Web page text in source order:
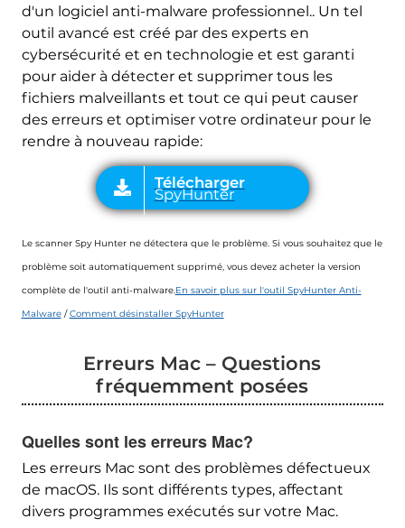
d'un logiciel anti-malware professionnel.. Un tel
outil avancé est créé par des experts en
cybersécurité et en technologie et est garanti
pour aider à détecter et supprimer tous les
fichiers malveillants et tout ce qui peut causer
des erreurs et optimiser votre ordinateur pour le
rendre à nouveau rapide:
Le scanner Spy Hunter ne détectera que le problème. Si vous souhaitez que le
problème soit automatiquement supprimé, vous devez acheter la version
complète de l'outil anti-malware.En savoir plus sur l'outil SpyHunter Anti-
Malware/Comment désinstaller SpyHunter
Erreurs Mac – Questions
fréquemment posées
Quelles sont les erreurs Mac?
Les erreurs Mac sont des problèmes défectueux
de macOS. Ils sont différents types, affectant
divers programmes exécutés sur votre Mac.